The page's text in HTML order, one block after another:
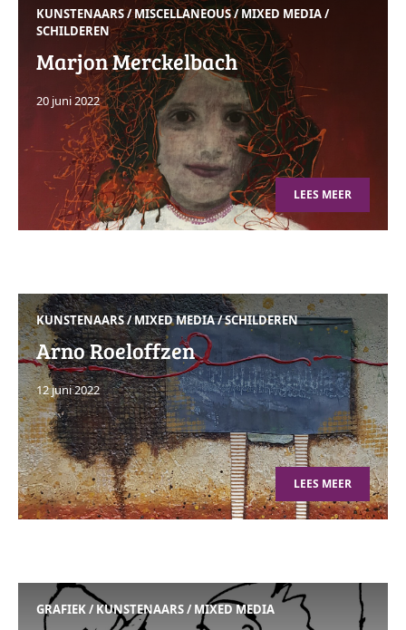
KUNSTENAARS/MISCELLANEOUS/MIXED MEDIA/
SCHILDEREN
Marjon Merckelbach
20 juni 2022
LEES MEER
KUNSTENAARS/MIXED MEDIA/SCHILDEREN
Arno Roeloffzen
12 juni 2022
LEES MEER
GRAFIEK/ KUNSTENAARS/ MIXED MEDIA